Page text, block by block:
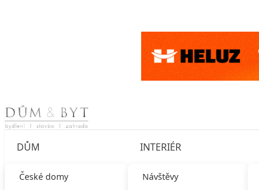
Skip to content
DŮM
České domy
INTERIÉR
Návštěvy